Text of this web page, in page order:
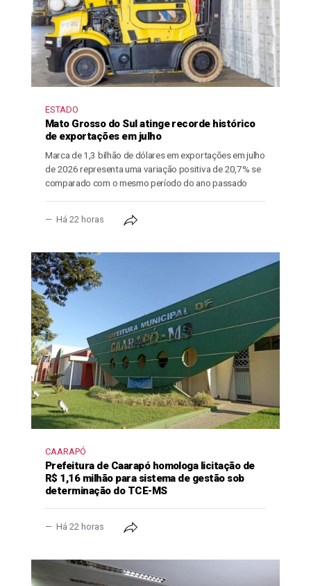
ESTADO
Mato Grosso do Sul atinge recorde histórico
de exportações em julho
Marca de 1,3 bilhão de dólares em exportações em julho
de 2026 representa uma variação positiva de 20,7% se
comparado com o mesmo período do ano passado
Há 22 horas
CAARAPÓ
Prefeitura de Caarapó homologa licitação de
R$ 1,16 milhão para sistema de gestão sob
determinação do TCE-MS
Há 22 horas